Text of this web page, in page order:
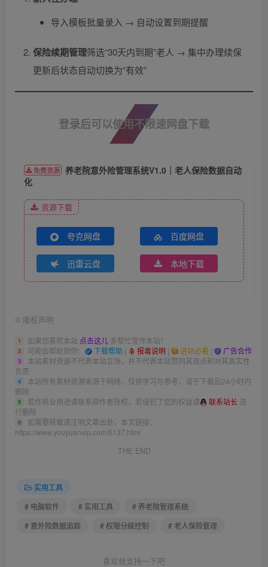
导入模板批量录入 → 自动设置到期提醒
保险续期管理​筛选“30天内到期”老人 → 集中办理续保
更新后状态自动切换为“有效”
登录后可以使用不限速网盘下载
免费资源 养老院意外险管理系统V1.0｜老人保险数据自动
化
资源下载
夸克网盘 百度网盘
迅雷云盘 本地下载
© 版权声明
1 如果您喜欢本站 点击这儿 多帮忙宣传本站！
2 可能会帮助到你： 下载帮助 | 报毒说明 | 进站必看 | 广告合作
3
本站素材资源不代表本站立场，并不代表本站赞同其观点和对其真实性
负责
4
本站所有素材资源来源于网络，仅供学习与参考，请于下载后24小时内
删除
5 若作商业用途请联系原作者授权，若侵犯了您的权益请 联系站长 进
行删除
6
如需要转载请注明文章出处，本文链接：
https://www.youyuanvip.com/6137.html
THE END
实用工具
# 电脑软件
# 实用工具
# 养老院管理系统
# 意外险数据追踪
# 权限分级控制 # 老人保险管理
喜欢就支持一下吧